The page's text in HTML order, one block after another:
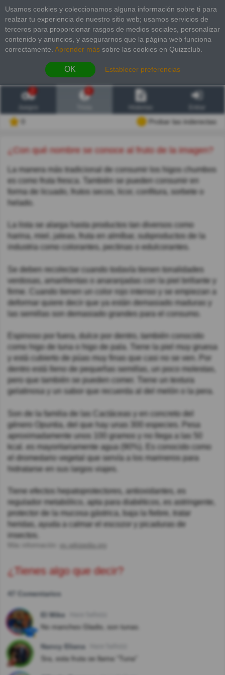
Usamos cookies y coleccionamos alguna información sobre ti para
realzar tu experiencia de nuestro sitio web; usamos servicios de
terceros para proporcionar rasgos de medios sociales, personalizar
contenido y anuncios, y asegurarnos que la página web funciona
correctamente. Aprender más sobre las cookies en Quizzclub.
OK Establecer preferencias
2
Probar las inderectas
¿Con qué nombre se conoce al fruto de la imagen?
La manera más tradicional de consumir los higos chumbos
es como fruta fresca. También se pueden consumir en
forma de licuado, frutos secos, licor, confitura, sorbete o
helado.
La lista se alarga hasta productos tan diversos como
harina, miel, jaleas, fruta en almíbar, subproductos de la
industria como colorantes, pectinas o edulcorantes.
Se deben recolectar cuando todavía tienen tonalidades
verdosas, amarillentas o anaranjadas con la piel brillante y
firme. Cuando tienen un color rojo intenso y se empiezan a
deformar quiere decir que ya están demasiado maduras y
las semillas son demasiado grandes para el consumo.
Espinoso por fuera, dulce por dentro, también conocido
como higo de tuna o higo de pala. Tiene la piel muy gruesa
y está cubierto de púas muy finas que casi no se ven. Por
dentro está lleno de pequeñas semillas, un poco molestas,
pero que también se pueden comer. Tiene un textura
gelatinosa y un sabor que recuerda al del melón o la pera.
Son de la familia de las Cactáceas y en concreto del
género Opuntia, del que hay unas 300 especies. Pesa
aproximadamente unos 100 gramos y no llega a las 50
kcal. es mayoritariamente agua (90%). Es conocido como
el dromedario vegetal que servía a los marineros para
hidratarse en sus largos viajes.
Tiene efectos hepatoprotectores, antioxidantes, es
regulador metabólico, apta para diabéticos, es astringente,
protector de la mucosa gástrica, baja la fiebre, tratar
heridas, ayuda a calmar el escozor y picaduras de
insectos.
¿Tienes algo que decir?
47 Comentarios
El Mike
No manches Gladis, son tunas.
Nancy Eliana
Sra, esta fruta se llama "Tuna"